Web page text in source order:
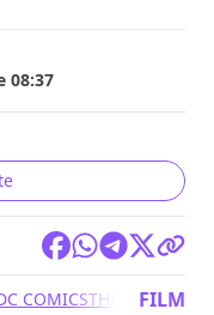
08:37
COMICSTHE ROCK
FILM